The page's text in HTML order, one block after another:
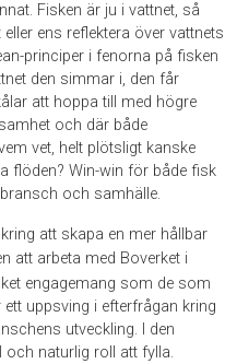
Fisken är ju i vattnet, så
ens reflektera över vattnets
principer i fenorna på fisken
den simmar i, den får
att hoppa till med högre
och där både
vet, helt plötsligt kanske
flöden? Win-win för både fisk
och samhälle.
att skapa en mer hållbar
att arbeta med Boverket i
engagemang som de som
uppsving i efterfrågan kring
utveckling. I den
och naturlig roll att fylla.